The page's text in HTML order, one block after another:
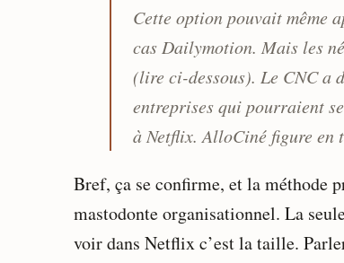
Cette option pouvait même
cas Dailymotion. Mais les
(lire ci-dessous). Le CNC a
entreprises qui pourraient
à Netflix. AlloCiné figure en
Bref, ça se confirme, et la méthode
mastodonte organisationnel. La
voir dans Netflix c’est la taille.